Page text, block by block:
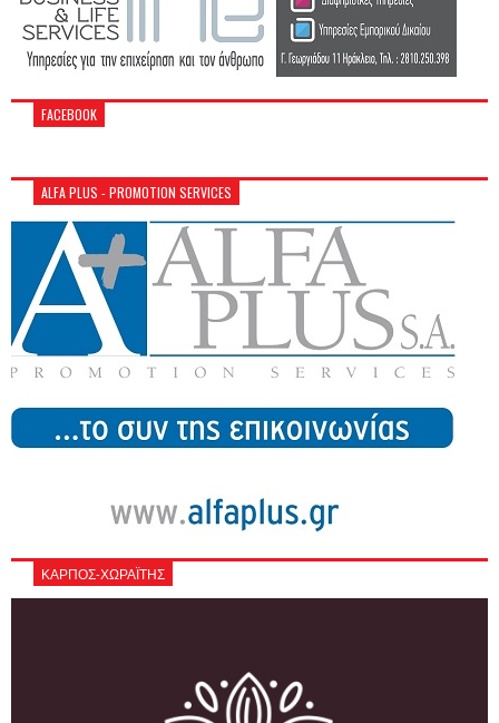
FACEBOOK
ALFA PLUS - PROMOTION SERVICES
ΚΑΡΠΟΣ-ΧΩΡΑΪΤΗΣ